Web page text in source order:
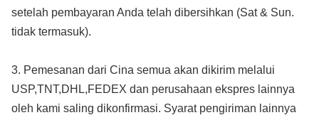
setelah pembayaran Anda telah dibersihkan (Sat & Sun.
tidak termasuk).
3. Pemesanan dari Cina semua akan dikirim melalui
USP,TNT,DHL,FEDEX dan perusahaan ekspres lainnya
oleh kami saling dikonfirmasi. Syarat pengiriman lainnya